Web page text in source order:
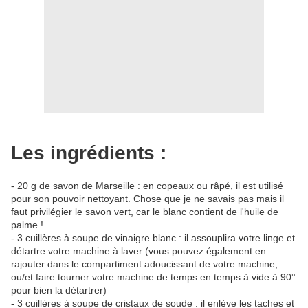
Les ingrédients :
- 20 g de savon de Marseille : en copeaux ou râpé, il est utilisé
pour son pouvoir nettoyant. Chose que je ne savais pas mais il
faut privilégier le savon vert, car le blanc contient de l'huile de
palme !
- 3 cuillères à soupe de vinaigre blanc : il assouplira votre linge et
détartre votre machine à laver (vous pouvez également en
rajouter dans le compartiment adoucissant de votre machine,
ou/et faire tourner votre machine de temps en temps à vide à 90°
pour bien la détartrer)
- 3 cuillères à soupe de cristaux de soude : il enlève les taches et